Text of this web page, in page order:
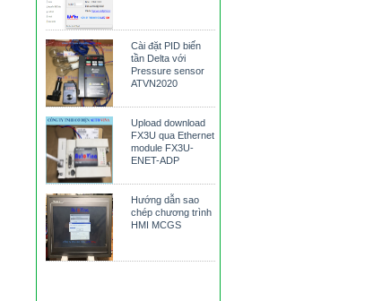
Cài đặt PID biến
tần Delta với
Pressure sensor
ATVN2020
Upload download
FX3U qua Ethernet
module FX3U-
ENET-ADP
Hướng dẫn sao
chép chương trình
HMI MCGS